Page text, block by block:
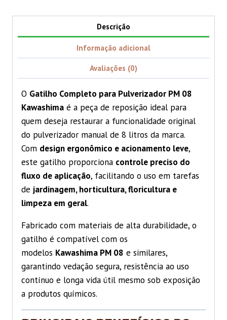
Descrição
Informação adicional
Avaliações (0)
O Gatilho Completo para Pulverizador PM 08
Kawashima é a peça de reposição ideal para
quem deseja restaurar a funcionalidade original
do pulverizador manual de 8 litros da marca.
Com design ergonômico e acionamento leve,
este gatilho proporciona controle preciso do
fluxo de aplicação, facilitando o uso em tarefas
de jardinagem, horticultura, floricultura e
limpeza em geral.
Fabricado com materiais de alta durabilidade, o
gatilho é compatível com os
modelos Kawashima PM 08 e similares,
garantindo vedação segura, resistência ao uso
contínuo e longa vida útil mesmo sob exposição
a produtos químicos.